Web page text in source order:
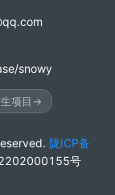
snowy
项目→
陇ICP备
号